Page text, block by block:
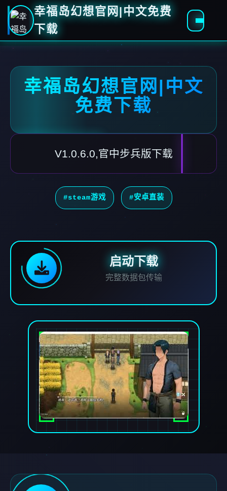
幸福岛幻想官网|中文免费
下载
幸福岛幻想官网|中文
免费下载
V1.0.6.0,官中步兵版下载
#steam游戏 #安卓直装
启动下载
完整数据包传输